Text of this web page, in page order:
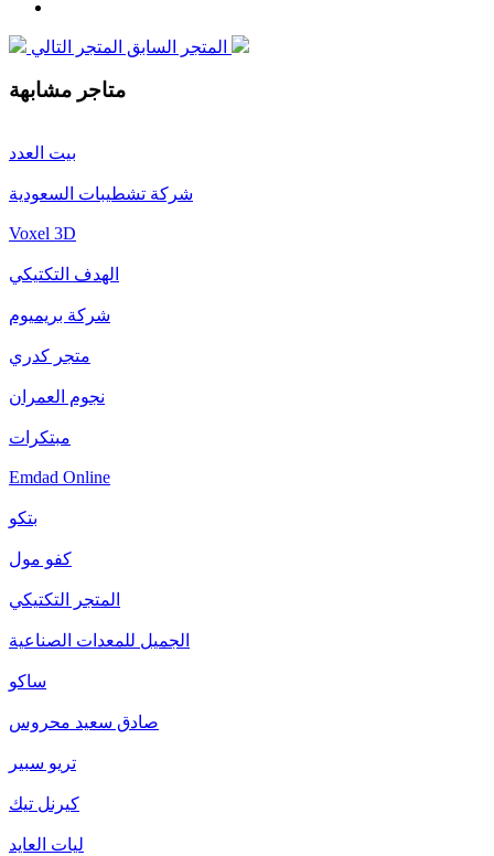
المتجر السابق
متاجر مشابهة
بيت العدد
شركة تشطيبات السعودية
Voxel 3D
الهدف التكتيكي
شركة بريميوم
متجر كدري
نجوم العمران
مبتكرات
Emdad Online
بتكو
كفو مول
المتجر التكتيكي
الجميل للمعدات الصناعية
ساكو
صادق سعيد محروس
تريو سبير
كيرنل تيك
ليات العايد